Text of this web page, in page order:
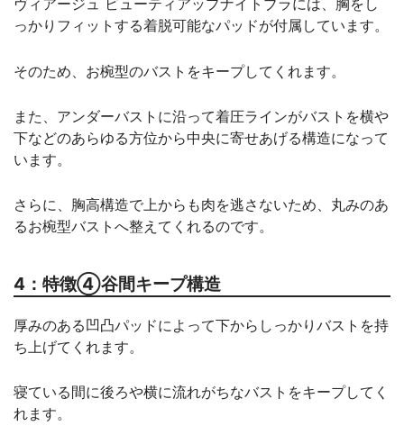
ヴィアージュ ビューティアップナイトブラには、胸をし
っかりフィットする着脱可能なパッドが付属しています。
そのため、お椀型のバストをキープしてくれます。
また、アンダーバストに沿って着圧ラインがバストを横や
下などのあらゆる方位から中央に寄せあげる構造になって
います。
さらに、胸高構造で上からも肉を逃さないため、丸みのあ
るお椀型バストへ整えてくれるのです。
4：特徴④谷間キープ構造
厚みのある凹凸パッドによって下からしっかりバストを持
ち上げてくれます。
寝ている間に後ろや横に流れがちなバストをキープしてく
れます。